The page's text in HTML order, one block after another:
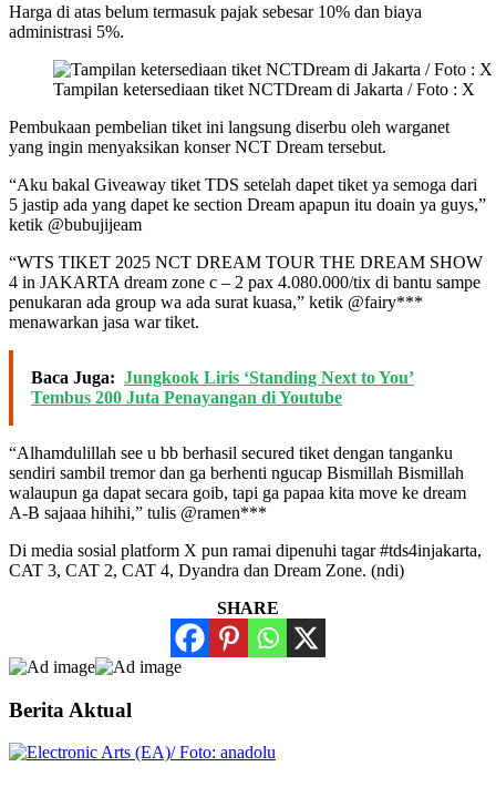
Harga di atas belum termasuk pajak sebesar 10% dan biaya
administrasi 5%.
Tampilan ketersediaan tiket NCTDream di Jakarta / Foto : X
Pembukaan pembelian tiket ini langsung diserbu oleh warganet
yang ingin menyaksikan konser NCT Dream tersebut.
“Aku bakal Giveaway tiket TDS setelah dapet tiket ya semoga dari
5 jastip ada yang dapet ke section Dream apapun itu doain ya guys,”
ketik @bubujijeam
“WTS TIKET 2025 NCT DREAM TOUR THE DREAM SHOW
4 in JAKARTA dream zone c – 2 pax 4.080.000/tix di bantu sampe
penukaran ada group wa ada surat kuasa,” ketik @fairy***
menawarkan jasa war tiket.
Baca Juga: Jungkook Liris ‘Standing Next to You’
Tembus 200 Juta Penayangan di Youtube
“Alhamdulillah see u bb berhasil secured tiket dengan tanganku
sendiri sambil tremor dan ga berhenti ngucap Bismillah Bismillah
walaupun ga dapat secara goib, tapi ga papaa kita move ke dream
A-B sajaaa hihihi,” tulis @ramen***
Di media sosial platform X pun ramai dipenuhi tagar #tds4injakarta,
CAT 3, CAT 2, CAT 4, Dyandra dan Dream Zone. (ndi)
SHARE
Berita Aktual